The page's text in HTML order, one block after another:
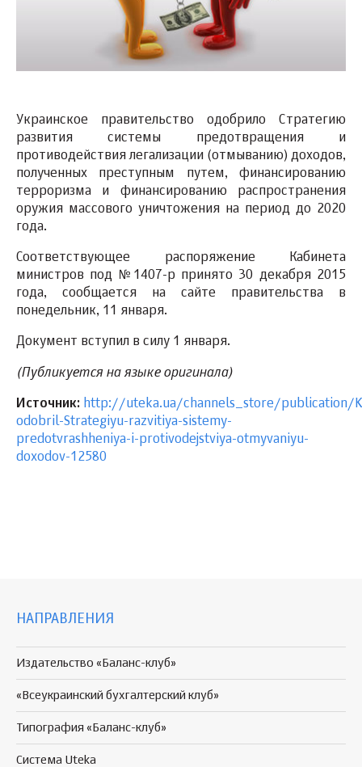
Украинское правительство одобрило Стратегию
развития системы предотвращения и
противодействия легализации (отмыванию) доходов,
полученных преступным путем, финансированию
терроризма и финансированию распространения
оружия массового уничтожения на период до 2020
года.
Соответствующее распоряжение Кабинета
министров под №1407-р принято 30 декабря 2015
года, сообщается на сайте правительства в
понедельник, 11 января.
Документ вступил в силу 1 января.
(Публикуется на языке оригинала)
Источник: http://uteka.ua/channels_store/publication/
odobril-Strategiyu-razvitiya-sistemy-
predotvrashheniya-i-protivodejstviya-otmyvaniyu-
doxodov-12580
НАПРАВЛЕНИЯ
Издательство «Баланс-клуб»
«Всеукраинский бухгалтерский клуб»
Типография «Баланс-клуб»
Система Uteka